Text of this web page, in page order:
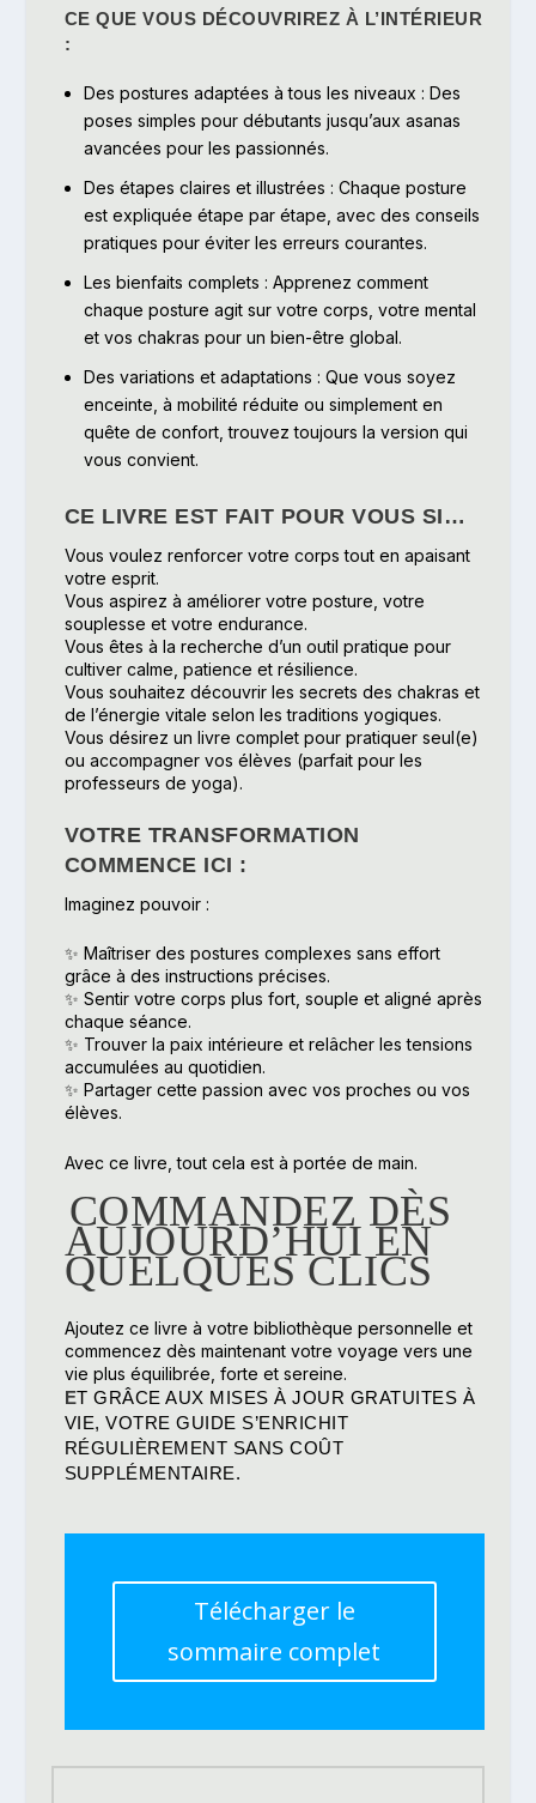
CE QUE VOUS DÉCOUVRIREZ À L’INTÉRIEUR
:
Des postures adaptées à tous les niveaux : Des
poses simples pour débutants jusqu’aux asanas
avancées pour les passionnés.
Des étapes claires et illustrées : Chaque posture
est expliquée étape par étape, avec des conseils
pratiques pour éviter les erreurs courantes.
Les bienfaits complets : Apprenez comment
chaque posture agit sur votre corps, votre mental
et vos chakras pour un bien-être global.
Des variations et adaptations : Que vous soyez
enceinte, à mobilité réduite ou simplement en
quête de confort, trouvez toujours la version qui
vous convient.
CE LIVRE EST FAIT POUR VOUS SI…
Vous voulez renforcer votre corps tout en apaisant
votre esprit.
Vous aspirez à améliorer votre posture, votre
souplesse et votre endurance.
Vous êtes à la recherche d’un outil pratique pour
cultiver calme, patience et résilience.
Vous souhaitez découvrir les secrets des chakras et
de l’énergie vitale selon les traditions yogiques.
Vous désirez un livre complet pour pratiquer seul(e)
ou accompagner vos élèves (parfait pour les
professeurs de yoga).
VOTRE TRANSFORMATION
COMMENCE ICI :
Imaginez pouvoir :
✨ Maîtriser des postures complexes sans effort
grâce à des instructions précises.
✨ Sentir votre corps plus fort, souple et aligné après
chaque séance.
✨ Trouver la paix intérieure et relâcher les tensions
accumulées au quotidien.
✨ Partager cette passion avec vos proches ou vos
élèves.
Avec ce livre, tout cela est à portée de main.
COMMANDEZ DÈS
AUJOURD’HUI EN
QUELQUES CLICS
Ajoutez ce livre à votre bibliothèque personnelle et
commencez dès maintenant votre voyage vers une
vie plus équilibrée, forte et sereine.
ET GRÂCE AUX MISES À JOUR GRATUITES À
VIE, VOTRE GUIDE S’ENRICHIT
RÉGULIÈREMENT SANS COÛT
SUPPLÉMENTAIRE.
Télécharger le
sommaire complet